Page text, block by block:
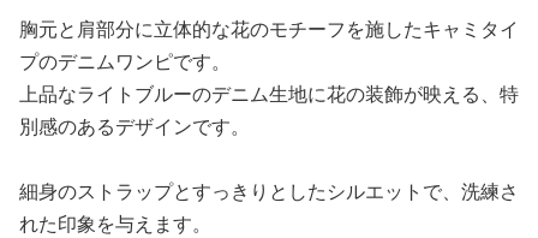
胸元と肩部分に立体的な花のモチーフを施したキャミタイ
プのデニムワンピです。
上品なライトブルーのデニム生地に花の装飾が映える、特
別感のあるデザインです。
細身のストラップとすっきりとしたシルエットで、洗練さ
れた印象を与えます。